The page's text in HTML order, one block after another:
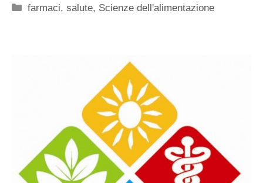
Categorie
farmaci,salute, Scienze dell'alimentazione